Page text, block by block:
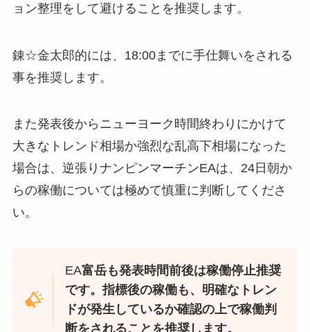
ョン整理をして避けることを推奨します。
錬☆金太郎的には、18:00までに手仕舞いをされる
事を推奨します。
また発表後からニューヨーク時間終わりにかけて
大きなトレンド相場か強烈な乱高下相場になった
場合は、逆張りナンピンマーチンEAは、24日朝か
らの稼働については極めて慎重に判断してくださ
い。
EA富岳も発表時間前後は稼働停止推奨
です。指標後の稼働も、明確なトレン
ドが発生しているか確認の上で稼働判
断をされることを推奨します。